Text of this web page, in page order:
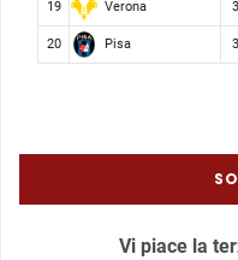
19 Verona
20 Pisa
Vi piace la